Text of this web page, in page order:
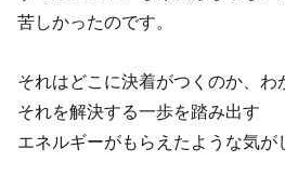
苦しかったのです。
それはどこに決着がつくのか、わ
それを解決する一歩を踏み出す
エネルギーがもらえたような気が